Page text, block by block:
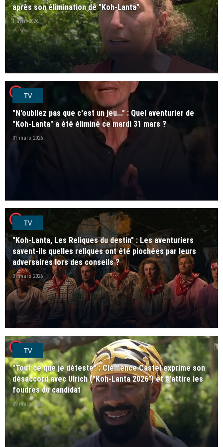
après son élimination de "Koh-Lanta"
1 avril 2026
player2TV
"N'oubliez pas que c'est un jeu..." : Quel aventurier de
"Koh-Lanta" a été éliminé ce mardi 31 mars ?
31 mars 2026
player2TV
"Koh-Lanta, Les Reliques du destin" : Les aventuriers
savent-ils quelles reliques ont été piochées par leurs
adversaires lors des conseils ?
31 mars 2026
player2TV
"Tout ce que je déteste" : Clémence Castel exprime son
désaccord avec Ulrich ("Koh-Lanta 2026") et s'attire les
foudres du candidat
29 mars 2026